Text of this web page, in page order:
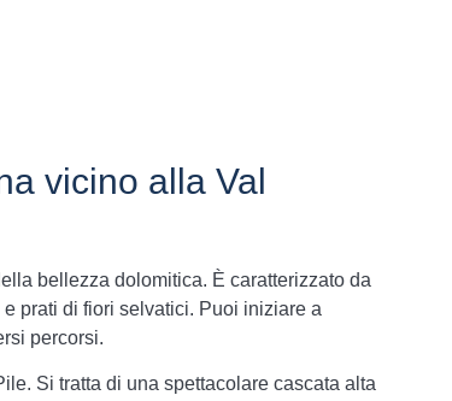
vicino alla Val
bellezza dolomitica. È caratterizzato da
prati di fiori selvatici. Puoi iniziare a
percorsi.
Si tratta di una spettacolare cascata alta